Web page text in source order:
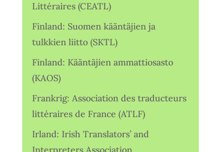
Littéraires (CEATL)
Finland: Suomen kääntäjien ja
tulkkien liitto (SKTL)
Finland: Kääntäjien ammattiosasto
(KAOS)
Frankrig: Association des traducteurs
littéraires de France (ATLF)
Irland: Irish Translators’ and